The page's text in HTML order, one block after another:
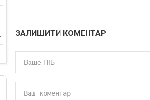
ЗАЛИШИТИ КОМЕНТАР